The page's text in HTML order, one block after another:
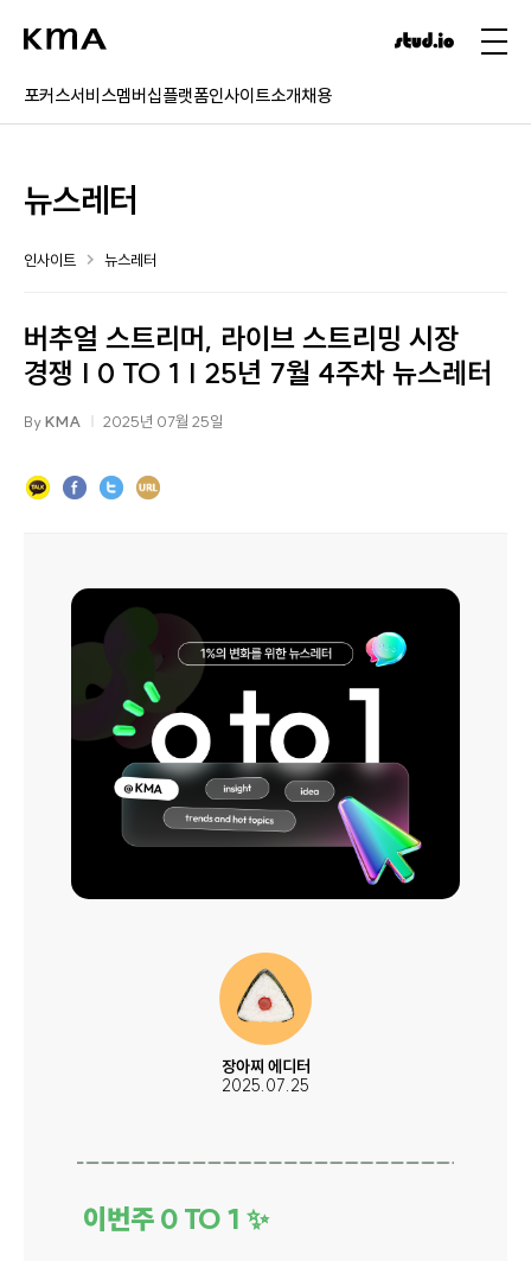
포커스서비스멤버십플랫폼인사이트소개채용
뉴스레터
인사이트 뉴스레터
버추얼 스트리머, 라이브 스트리밍 시장
경쟁 | 0 TO 1 | 25년 7월 4주차 뉴스레터
ByKMA 2025년 07월 25일
장아찌 에디터
2025.07.25
이번주 0 TO 1 ✨